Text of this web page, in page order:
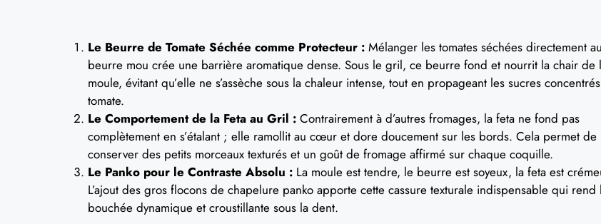
Le Beurre de Tomate Séchée comme Protecteur : Mélanger les tomates séchées directement au
beurre mou crée une barrière aromatique dense. Sous le gril, ce beurre fond et nourrit la chair de
moule, évitant qu’elle ne s’assèche sous la chaleur intense, tout en propageant les sucres
tomate.
Le Comportement de la Feta au Gril : Contrairement à d’autres fromages, la feta ne fond pas
complètement en s’étalant ; elle ramollit au cœur et dore doucement sur les bords. Cela permet de
conserver des petits morceaux texturés et un goût de fromage affirmé sur chaque coquille.
Le Panko pour le Contraste Absolu : La moule est tendre, le beurre est soyeux, la feta est
L’ajout des gros flocons de chapelure panko apporte cette cassure texturale indispensable qui rend
bouchée dynamique et croustillante sous la dent.